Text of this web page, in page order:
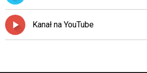
Kanał na YouTube